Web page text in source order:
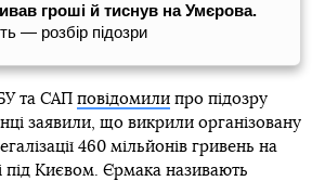
гроші й тиснув на Умєрова.
— розбір підозри
та САП повідомили про підозру
заявили, що викрили організовану
460 мільйонів гривень на
під Києвом. Єрмака називають